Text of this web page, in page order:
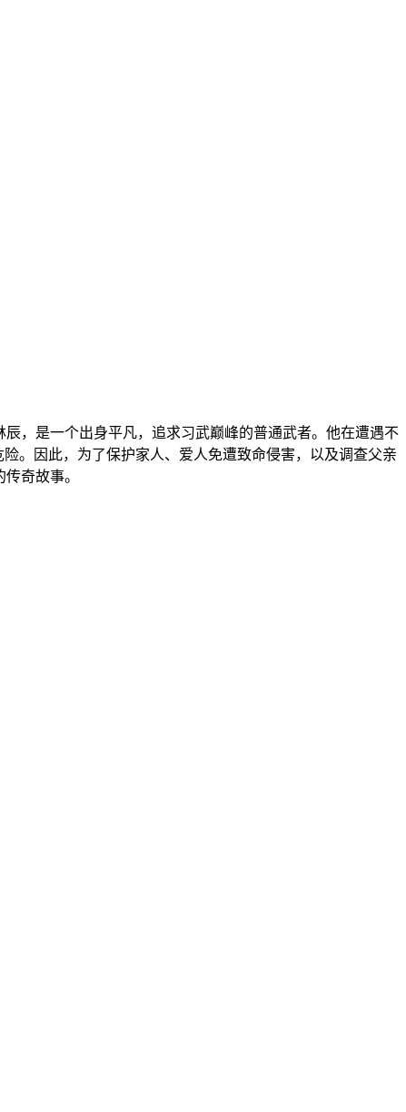
，是一个出身平凡，追求习武巅峰的普通武者。他在遭遇不
。因此，为了保护家人、爱人免遭致命侵害，以及调查父亲
奇故事。